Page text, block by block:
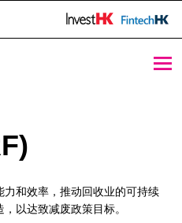
和效率，推动回收业的可持续
以达致减废政策目标。